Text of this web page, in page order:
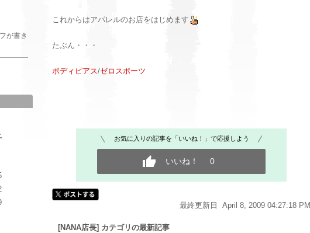
が書き
これからはアパレルのお店をはじめます
たぶん・・・
ボディピアス/ゼロスポーツ
お気に入りの記事を「いいね！」で応援しよう
いいね！ 0
最終更新日 April 8, 2009 04:27:18 PM
[NANA店長] カテゴリの最新記事